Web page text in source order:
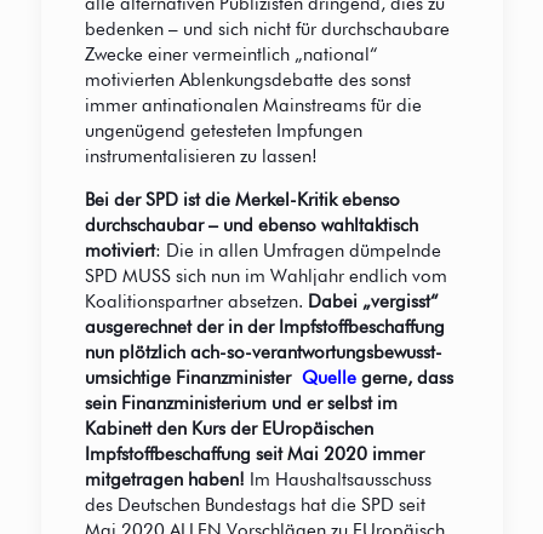
bedenken – und sich nicht für durchschaubare
Zwecke einer vermeintlich „national“
motivierten Ablenkungsdebatte des sonst
immer antinationalen Mainstreams für die
ungenügend getesteten Impfungen
instrumentalisieren zu lassen!
Bei der SPD ist die Merkel-Kritik ebenso
durchschaubar – und ebenso wahltaktisch
motiviert: Die in allen Umfragen dümpelnde
SPD MUSS sich nun im Wahljahr endlich vom
Koalitionspartner absetzen. Dabei „vergisst“
ausgerechnet der in der Impfstoffbeschaffung
nun plötzlich ach-so-verantwortungsbewusst-
umsichtige Finanzminister Quellegerne, dass
sein Finanzministerium und er selbst im
Kabinett den Kurs der EUropäischen
Impfstoffbeschaffung seit Mai 2020 immer
mitgetragen haben! Im Haushaltsausschuss
des Deutschen Bundestags hat die SPD seit